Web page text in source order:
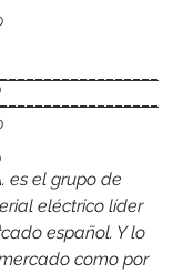
es el grupo de
eléctrico líder
español. Y lo
como por